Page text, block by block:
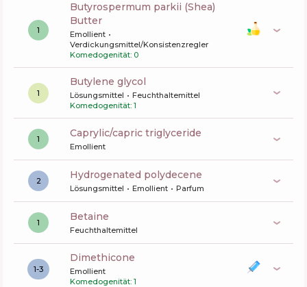
1
butyrospermum parkii (Shea)
Butter
Emollient
Verdickungsmittel/Konsistenzregler
Komedogenität: 0
1
butylene glycol
Lösungsmittel
Feuchthaltemittel
Komedogenität: 1
1 caprylic/capric triglyceride
Emollient
2 hydrogenated polydecene
Lösungsmittel Emollient Parfum
1 betaine
Feuchthaltemittel
1-3
dimethicone
Emollient
Komedogenität: 1